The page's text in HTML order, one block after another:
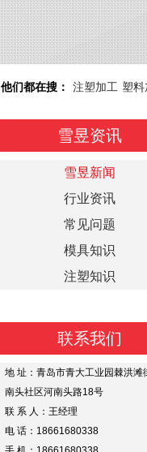
他们都在搜： 注塑加工 塑料
雪昱资讯
雪昱新闻
行业资讯
常见问题
模具知识
注塑知识
联系我们
地 址：青岛市青大工业园棘洪滩
南头社区河南头路18号
联 系 人：王经理
电 话：18661680338